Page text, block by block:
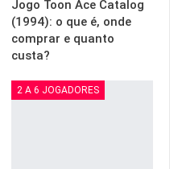
Jogo Toon Ace Catalog
(1994): o que é, onde
comprar e quanto
custa?
2 A 6 JOGADORES